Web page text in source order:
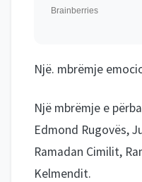
Një. mbrëmje
Një mbrëmje e
Edmond Rugovës,
Ramadan Cimilit,
Kelmendit.